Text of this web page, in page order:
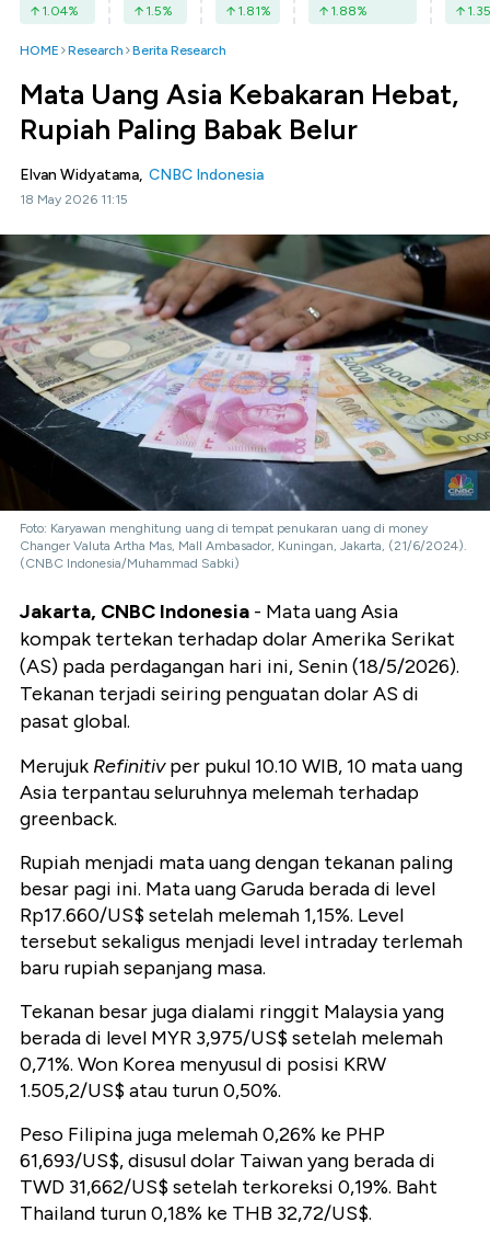
1.04% 1.5% 1.81% 1.88% 1.35
HOME Research Berita Research
Mata Uang Asia Kebakaran Hebat,
Rupiah Paling Babak Belur
Elvan Widyatama, CNBC Indonesia
18 May 2026 11:15
Foto: Karyawan menghitung uang di tempat penukaran uang di money
Changer Valuta Artha Mas, Mall Ambasador, Kuningan, Jakarta, (21/6/2024).
(CNBC Indonesia/Muhammad Sabki)
Jakarta, CNBC Indonesia - Mata uang Asia
kompak tertekan terhadap dolar Amerika Serikat
(AS) pada perdagangan hari ini, Senin (18/5/2026).
Tekanan terjadi seiring penguatan dolar AS di
pasat global.
Merujuk Refinitivper pukul 10.10 WIB, 10 mata uang
Asia terpantau seluruhnya melemah terhadap
greenback.
Rupiah menjadi mata uang dengan tekanan paling
besar pagi ini. Mata uang Garuda berada di level
Rp17.660/US$ setelah melemah 1,15%. Level
tersebut sekaligus menjadi level intraday terlemah
baru rupiah sepanjang masa.
Tekanan besar juga dialami ringgit Malaysia yang
berada di level MYR 3,975/US$ setelah melemah
0,71%. Won Korea menyusul di posisi KRW
1.505,2/US$ atau turun 0,50%.
Peso Filipina juga melemah 0,26% ke PHP
61,693/US$, disusul dolar Taiwan yang berada di
TWD 31,662/US$ setelah terkoreksi 0,19%. Baht
Thailand turun 0,18% ke THB 32,72/US$.